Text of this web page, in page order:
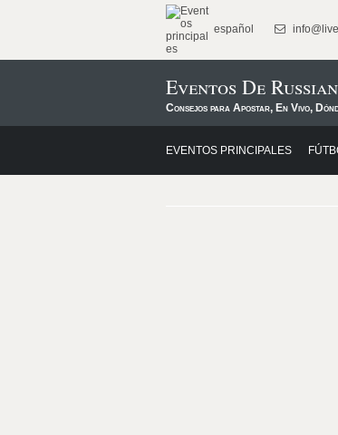
español
Eventos De
Consejos para Apostar, En Vivo,
EVENTOS PRINCIPALES